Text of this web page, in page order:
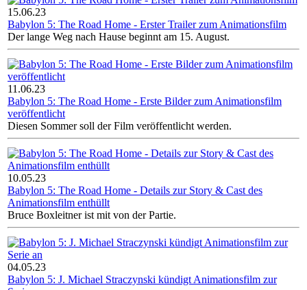
15.06.23
Babylon 5: The Road Home - Erster Trailer zum Animationsfilm
Der lange Weg nach Hause beginnt am 15. August.
11.06.23
Babylon 5: The Road Home - Erste Bilder zum Animationsfilm
veröffentlicht
Diesen Sommer soll der Film veröffentlicht werden.
10.05.23
Babylon 5: The Road Home - Details zur Story & Cast des
Animationsfilm enthüllt
Bruce Boxleitner ist mit von der Partie.
04.05.23
Babylon 5: J. Michael Straczynski kündigt Animationsfilm zur